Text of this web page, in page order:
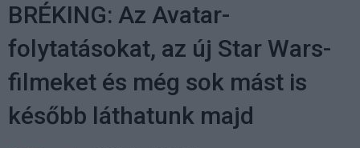
BRÉKING: Az Avatar-
folytatásokat, az új Star Wars-
filmeket és még sok mást is
később láthatunk majd